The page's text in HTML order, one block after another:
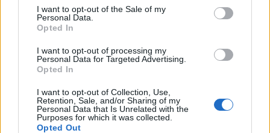
consent section.
I want to opt-out of the Sale of my
Personal Data.
Opted In
I want to opt-out of processing my
Personal Data for Targeted Advertising.
Opted In
I want to opt-out of Collection, Use,
Retention, Sale, and/or Sharing of my
Personal Data that Is Unrelated with the
Purposes for which it was collected.
Opted Out
Helyi hírek
Országos hírek
Kecskeméten is szakirányú
továbbképzésekkel erősít a Gál Ferenc